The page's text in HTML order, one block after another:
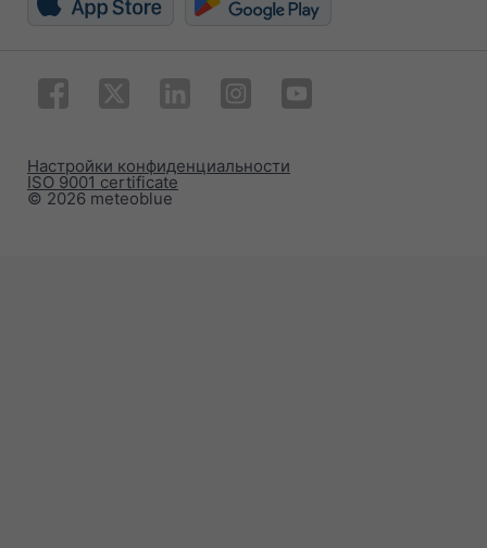
© 2026 meteoblue
ISO 9001 certificate
Настройки конфиденциальности